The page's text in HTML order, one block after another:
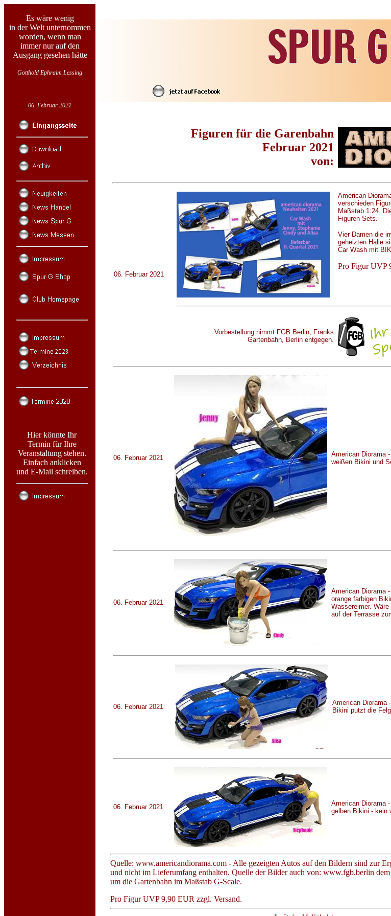
Es wäre wenig
in der Welt unternommen
worden, wenn man
immer nur auf den
Ausgang gesehen hätte
Gotthold Ephraim Lessing
06. Februar 2021
Hier könnte Ihr
Termin für Ihre
Veranstaltung stehen.
Einfach anklicken
und E-Mail schreiben.
Figuren für die Garenbahn
Februar 2021
von:
06. Februar 2021
American
verschieden
Maßstab 1:24.
Figuren Sets.
Vier Damen die
geheizten Halle
Car Wash mit
Pro Figur UVP
Vorbestellung nimmt FGB Berlin, Franks
Gartenbahn, Berlin entgegen.
06. Februar 2021
American Diorama
weißen Bikini und
06. Februar 2021
American Diorama
orange farbigen
Wassereimer.
auf der Terrasse
06. Februar 2021
American Diorama
Bikini putzt die
06. Februar 2021
American Diorama
gelben Bikini - kein
Quelle: www.americandiorama.com - Alle gezeigten Autos auf den Bildern sind zur
und nicht im Lieferumfang enthalten. Quelle der Bilder auch von: www.fgb.berlin
um die Gartenbahn im Maßstab G-Scale.
Pro Figur UVP 9,90 EUR zzgl. Versand.